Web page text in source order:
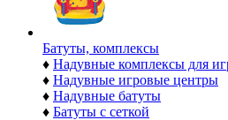
Батуты, комплексы
♦ Надувные комплексы для
♦ Надувные игровые центры
♦ Надувные батуты
♦ Батуты с сеткой